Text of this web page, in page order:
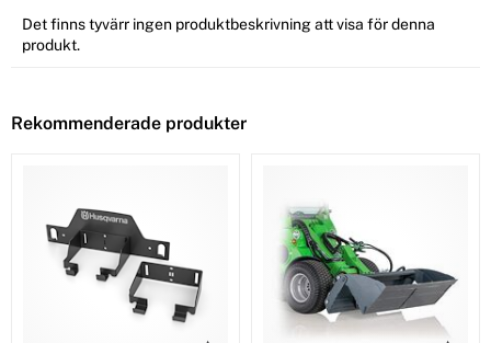
Det finns tyvärr ingen produktbeskrivning att visa för denna
produkt.
Rekommenderade produkter